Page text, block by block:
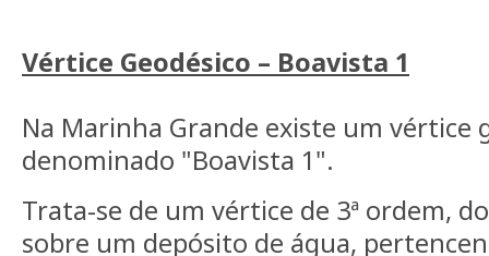
Vértice Geodésico – Boavista 1
Na Marinha Grande existe um vértice
denominado "Boavista 1".
Trata-se de um vértice de 3ª ordem,
sobre um depósito de água,